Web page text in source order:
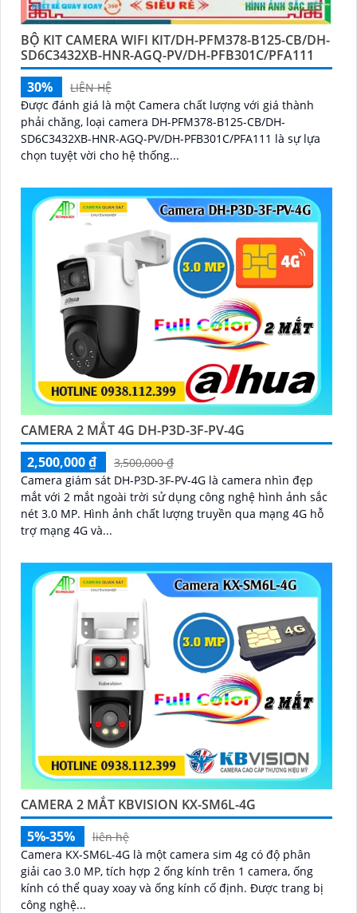
BỘ KIT CAMERA WIFI KIT/DH-PFM378-B125-CB/DH-
SD6C3432XB-HNR-AGQ-PV/DH-PFB301C/PFA111
30%
LIÊN HỆ
Được đánh giá là một Camera chất lượng với giá thành
phải chăng, loại camera DH-PFM378-B125-CB/DH-
SD6C3432XB-HNR-AGQ-PV/DH-PFB301C/PFA111 là sự lựa
chọn tuyệt vời cho hệ thống...
CAMERA 2 MẮT 4G DH-P3D-3F-PV-4G
2,500,000 ₫
3,500,000 ₫
Camera giám sát DH-P3D-3F-PV-4G là camera nhìn đẹp
mắt với 2 mắt ngoài trời sử dụng công nghệ hình ảnh sắc
nét 3.0 MP. Hình ảnh chất lượng truyền qua mạng 4G hỗ
trợ mạng 4G và...
CAMERA 2 MẮT KBVISION KX-SM6L-4G
5%-35%
liên hệ
Camera KX-SM6L-4G là một camera sim 4g có độ phân
giải cao 3.0 MP, tích hợp 2 ống kính trên 1 camera, ống
kính có thể quay xoay và ống kính cố định. Được trang bị
công nghệ...